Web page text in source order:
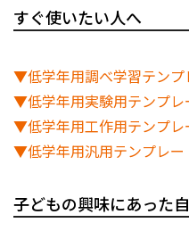
すぐ使いたい人へ
▼低学年用調べ学習テンプ
▼低学年用実験用テンプレ
▼低学年用工作用テンプレ
▼低学年用汎用テンプレー
子どもの興味にあった